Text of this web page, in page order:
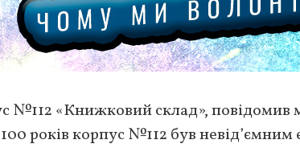
№112 «Книжковий склад», повідомив
років корпус №112 був